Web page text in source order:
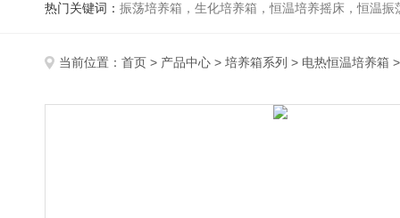
热门关键词： 振荡培养箱，生化培养箱，恒温培养摇床，恒温振荡器
当前位置： 首页 > 产品中心 > 培养箱系列 > 电热恒温培养箱